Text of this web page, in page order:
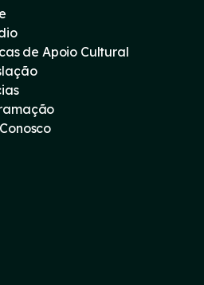
de Apoio Cultural